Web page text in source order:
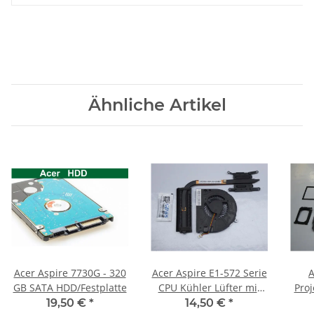
Ähnliche Artikel
Acer Aspire 7730G - 320
GB SATA HDD/Festplatte
19,50 € *
Acer Aspire E1-572 Serie
CPU Kühler Lüfter mit
Wärmeleitpaste
14,50 € *